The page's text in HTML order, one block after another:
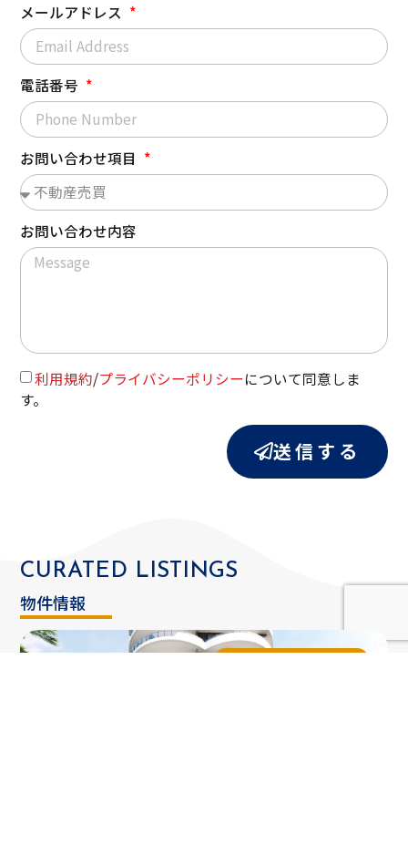
メールアドレス
電話番号
お問い合わせ項目
お問い合わせ内容
利用規約/プライバシーポリシーについて同意しま
す。
送信する
CURATED LISTINGS
物件情報
ゴールドコースト